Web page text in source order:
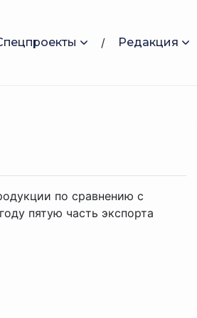
Редакция
по сравнению с
пятую часть экспорта